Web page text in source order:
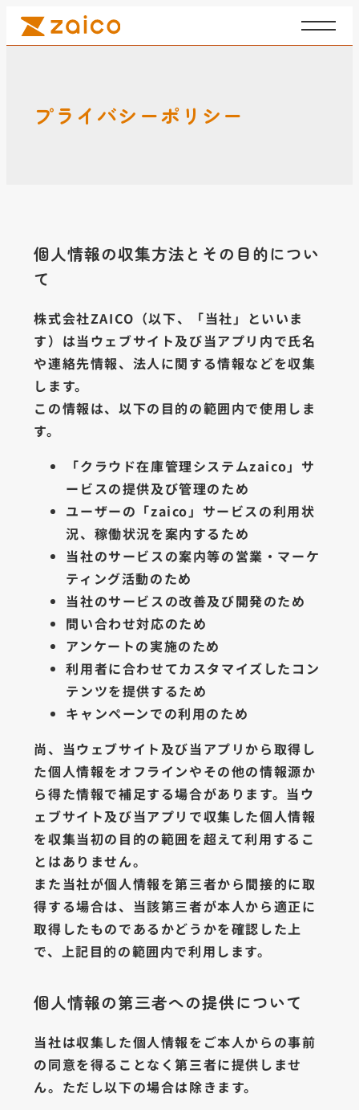
ZAICO
Corporate
プライバシーポリシー
個人情報の収集方法とその目的につい
て
株式会社ZAICO（以下、「当社」といいま
す）は当ウェブサイト及び当アプリ内で氏名
や連絡先情報、法人に関する情報などを収集
します。
この情報は、以下の目的の範囲内で使用しま
す。
「クラウド在庫管理システムzaico」サ
ービスの提供及び管理のため
ユーザーの「zaico」サービスの利用状
況、稼働状況を案内するため
当社のサービスの案内等の営業・マーケ
ティング活動のため
当社のサービスの改善及び開発のため
問い合わせ対応のため
アンケートの実施のため
利用者に合わせてカスタマイズしたコン
テンツを提供するため
キャンペーンでの利用のため
尚、当ウェブサイト及び当アプリから取得し
た個人情報をオフラインやその他の情報源か
ら得た情報で補足する場合があります。当ウ
ェブサイト及び当アプリで収集した個人情報
を収集当初の目的の範囲を超えて利用するこ
とはありません。
また当社が個人情報を第三者から間接的に取
得する場合は、当該第三者が本人から適正に
取得したものであるかどうかを確認した上
で、上記目的の範囲内で利用します。
個人情報の第三者への提供について
当社は収集した個人情報をご本人からの事前
の同意を得ることなく第三者に提供しませ
ん。ただし以下の場合は除きます。